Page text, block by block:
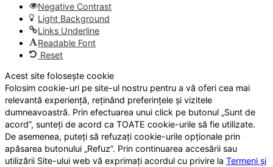
Negative Contrast
Light Background
Links Underline
Readable Font
Reset
Acest site folosește cookie
Folosim cookie-uri pe site-ul nostru pentru a vă oferi cea mai
relevantă experiență, reținând preferințele și vizitele
dumneavoastră. Prin efectuarea unui click pe butonul „Sunt de
acord”, sunteți de acord ca TOATE cookie-urile să fie utilizate.
De asemenea, puteți să refuzați cookie-urile opționale prin
apăsarea butonului „Refuz”. Prin continuarea accesării sau
utilizării Site-ului web vă exprimați acordul cu privire la Termeni și